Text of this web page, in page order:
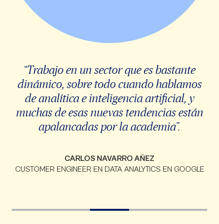
“Trabajo en un sector que es bastante
dinámico, sobre todo cuando hablamos
de analítica e inteligencia artificial, y
muchas de esas nuevas tendencias están
apalancadas por la academia”.
CARLOS NAVARRO AÑEZ
CUSTOMER ENGINEER EN DATA ANALYTICS EN GOOGLE